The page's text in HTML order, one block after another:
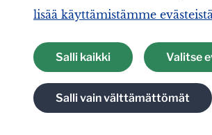
lisää käyttämistämme
Salli kaikki
Salli vain välttämättömät
Valitse
Meillä leijonilla on vahva
auttaa.
paikallisesti, valtakunnallisesti ja
maailmanlaajuisesti!